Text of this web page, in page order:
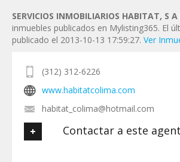
Tu Mensaje*
SERVICIOS INMOBILIARIOS HABITAT, S A
inmuebles publicados en Mylisting365. El
publicado el 2013-10-13 17:59:27. Ver
(312) 312-6226
www.habitatcolima.com
habitat_colima@hotmail.com
Contactar a este